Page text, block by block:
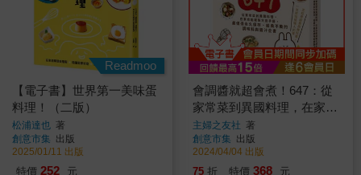
Readmoo
【電子書】世界第一美味蛋
料理！（二版）
松浦達也 著
創意市集 出版
2025/01/11 出版
特價 252 元
會調醬就超會煮！647：從
家常菜到異國料理，在家也
能複製大廚手藝，最值得永
久保存、經典不敗的調味料
與醬汁全書
主婦之友社 著
創意市集 出版
2024/04/04 出版
75 折 特價 368 元